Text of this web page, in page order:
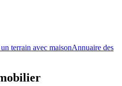
terrain avec maisonAnnuaire des